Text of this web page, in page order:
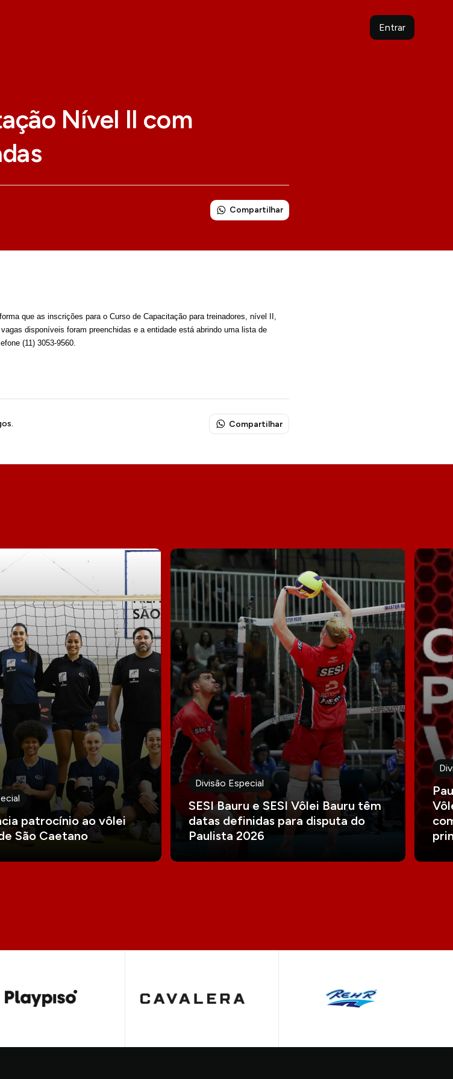
Entrar
Nível II com
Compartilhar
que as inscrições para o Curso de Capacitação para treinadores, nível II,
disponíveis foram preenchidas e a entidade está abrindo uma lista de
(11) 3053-9560.
Compartilhar
patrocínio ao vôlei
São Caetano
Divisão Especial
SESI Bauru e SESI Vôlei Bauru têm
datas definidas para disputa do
Paulista 2026